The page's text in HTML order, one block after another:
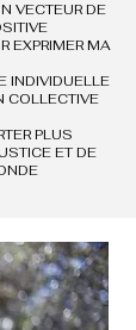
VECTEUR DE
EXPRIMER MA
INDIVIDUELLE
COLLECTIVE
PLUS
ET DE